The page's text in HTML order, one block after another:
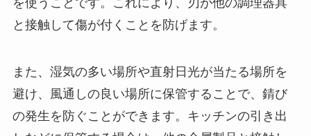
と接触して傷が付くことを防げます。
また、湿気の多い場所や直射日光が当たる場所を
避け、風通しの良い場所に保管することで、錆び
の発生を防ぐことができます。キッチンの引き出